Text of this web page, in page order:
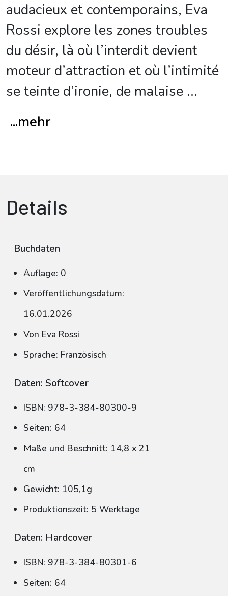
audacieux et contemporains, Eva
Rossi explore les zones troubles
du désir, là où l’interdit devient
moteur d’attraction et où l’intimité
se teinte d’ironie, de malaise ...
...mehr
Details
Buchdaten
Auflage: 0
Veröffentlichungsdatum:
16.01.2026
Von Eva Rossi
Sprache: Französisch
Daten: Softcover
ISBN: 978-3-384-80300-9
Seiten: 64
Maße und Beschnitt: 14,8 x 21
cm
Gewicht: 105,1g
Produktionszeit: 5 Werktage
Daten: Hardcover
ISBN: 978-3-384-80301-6
Seiten: 64